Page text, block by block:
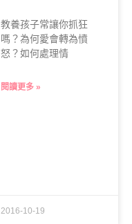
教養孩子常讓你抓狂
嗎？為何愛會轉為憤
怒？如何處理情
閱讀更多 »
2016-10-19